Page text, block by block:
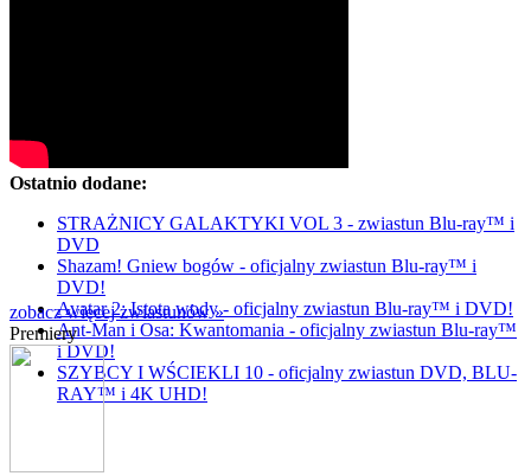
Ostatnio dodane:
STRAŻNICY GALAKTYKI VOL 3 - zwiastun Blu-ray™ i
DVD
Shazam! Gniew bogów - oficjalny zwiastun Blu-ray™ i
DVD!
Avatar 2: Istota wody - oficjalny zwiastun Blu-ray™ i DVD!
Ant-Man i Osa: Kwantomania - oficjalny zwiastun Blu-ray™
i DVD!
SZYBCY I WŚCIEKLI 10 - oficjalny zwiastun DVD, BLU-
RAY™ i 4K UHD!
zobacz więcej zwiastunów »
Premiery